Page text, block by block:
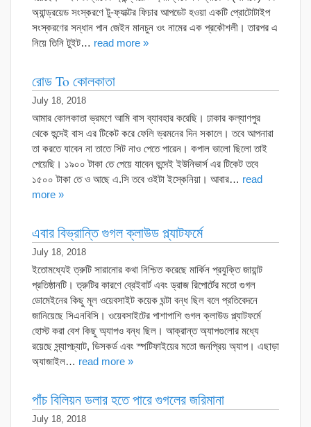
অ্যান্ড্রয়েড সংস্করণে টু-ফ্যাক্টর ফিচার আপডেট হওয়া একটি প্রোটোটাইপ
সংস্করণের সন্ধান পান জেইন মানচুন ওং নামের এক প্রকৌশলী। তারপর এ
নিয়ে তিনি টুইট… read more »
রোড To কোলকাতা
July 18, 2018
আমার কোলকাতা ভ্রমণে আমি বাস ব্যাবহার করেছি। ঢাকার কল্যাণপুর
থেকে হুন্দেই বাস এর টিকেট করে ফেলি ভ্রমনের দিন সকালে। তবে আপনারা
তা করতে যাবেন না তাতে সিট নাও পেতে পারেন। কপাল ভালো ছিলো তাই
পেয়েছি। ১৯০০ টাকা তে পেয়ে যাবেন হুন্দেই ইউনিভার্স এর টিকেট তবে
১৫০০ টাকা তে ও আছে এ.সি তবে ওইটা ইস্কেনিয়া। আবার… read
more »
এবার বিভ্রান্তি গুগল ক্লাউড প্ল্যাটফর্মে
July 18, 2018
ইতোমধ্যেই ত্রুটি সারানোর কথা নিশ্চিত করেছে মার্কিন প্রযুক্তি জায়ান্ট
প্রতিষ্ঠানটি। ত্রুটির কারণে ব্রেইবার্ট এবং ড্রাজ রিপোর্টের মতো গুগল
ডোমেইনের কিছু মূল ওয়েবসাইট কয়েক ঘন্টা বন্ধ ছিল বলে প্রতিবেদনে
জানিয়েছে সিএনবিসি। ওয়েবসাইটের পাশাপাশি গুগল ক্লাউড প্ল্যাটফর্মে
হোস্ট করা বেশ কিছু অ্যাপও বন্ধ ছিল। আক্রান্ত অ্যাপগুলোর মধ্যে
রয়েছে স্ন্যাপচ্যাট, ডিসকর্ড এবং স্পটিফাইয়ের মতো জনপ্রিয় অ্যাপ। এছাড়া
অ্যাজাইল… read more »
পাঁচ বিলিয়ন ডলার হতে পারে গুগলের জরিমানা
July 18, 2018